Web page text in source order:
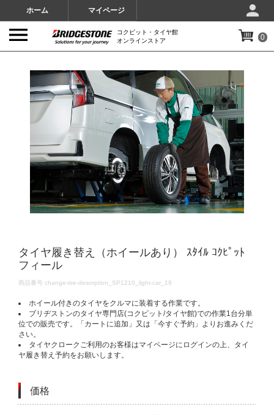
ホーム マイページ
コクピット・タイヤ館
オンラインストア
0
タイヤ履き替え（ホイールあり） ｽﾀｲﾙ ｺｸﾋﾟｯﾄ
フィール
DETAILS
商品番号 change-tire-desorption_SP1210_light-car_19
ホイール付きのタイヤをクルマに装着する作業です。
ブリヂストンのタイヤ専門店(コクピット/タイヤ館)での作業1台分単
位での販売です。「カートに追加」又は「今すぐ予約」よりお進みくだ
さい。
タイヤクロークご利用のお客様はマイページにログインの上、タイ
ヤ履き替え予約をお願いします。
価格